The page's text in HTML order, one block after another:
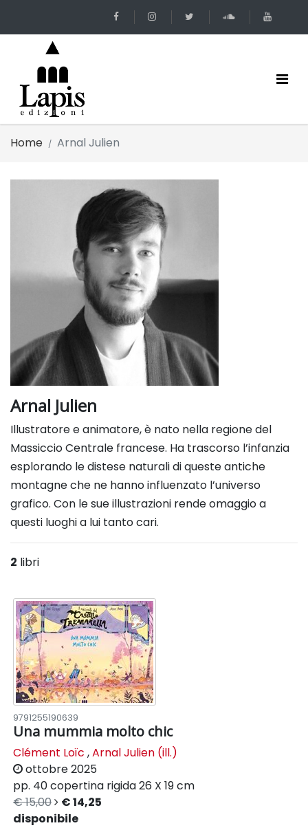
Home Arnal Julien
Arnal Julien
Illustratore e animatore, è nato nella regione del
Massiccio Centrale francese. Ha trascorso l’infanzia
esplorando le distese naturali di queste antiche
montagne che ne hanno influenzato l’universo
grafico. Con le sue illustrazioni rende omaggio a
questi luoghi a lui tanto cari.
2 libri
9791255190639
Una mummia molto chic
Clément Loïc ,Arnal Julien (ill.)
ottobre 2025
pp. 40copertina rigida26 X 19 cm
€ 15,00
€ 14,25
disponibile